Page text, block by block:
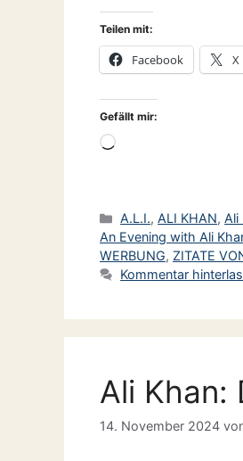
Teilen mit:
Facebook X
Gefällt mir:
Wird
Kategorien
A.L.I.,ALI KHAN,Ali
An Evening with Ali
WERBUNG, ZITATE
Kommentar
Ali Khan:
14. November 2024